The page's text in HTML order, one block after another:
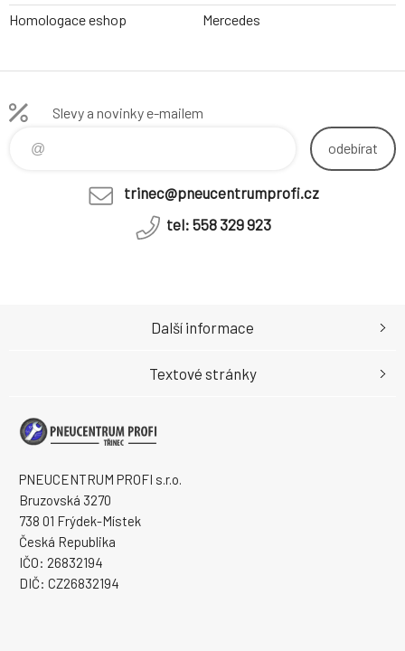
Homologace eshop
Mercedes
Slevy a novinky e-mailem
odebírat
trinec@pneucentrumprofi.cz
tel: 558 329 923
PNEUCENTRUM PROFI s.r.o.
Bruzovská 3270
738 01 Frýdek-Místek
Česká Republika
IČO: 26832194
DIČ: CZ26832194
Další informace
Textové stránky